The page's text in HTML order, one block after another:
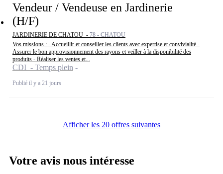
Vendeur / Vendeuse en Jardinerie
(H/F)
JARDINERIE DE CHATOU - 78 - CHATOU
Vos missions : - Accueillir et conseiller les clients avec expertise et convivialité -
Assurer le bon approvisionnement des rayons et veiller à la disponibilité des
produits - Réaliser les ventes et...
CDI - Temps plein
Publié il y a 21 jours
Afficher les 20 offres suivantes
Votre avis nous intéresse